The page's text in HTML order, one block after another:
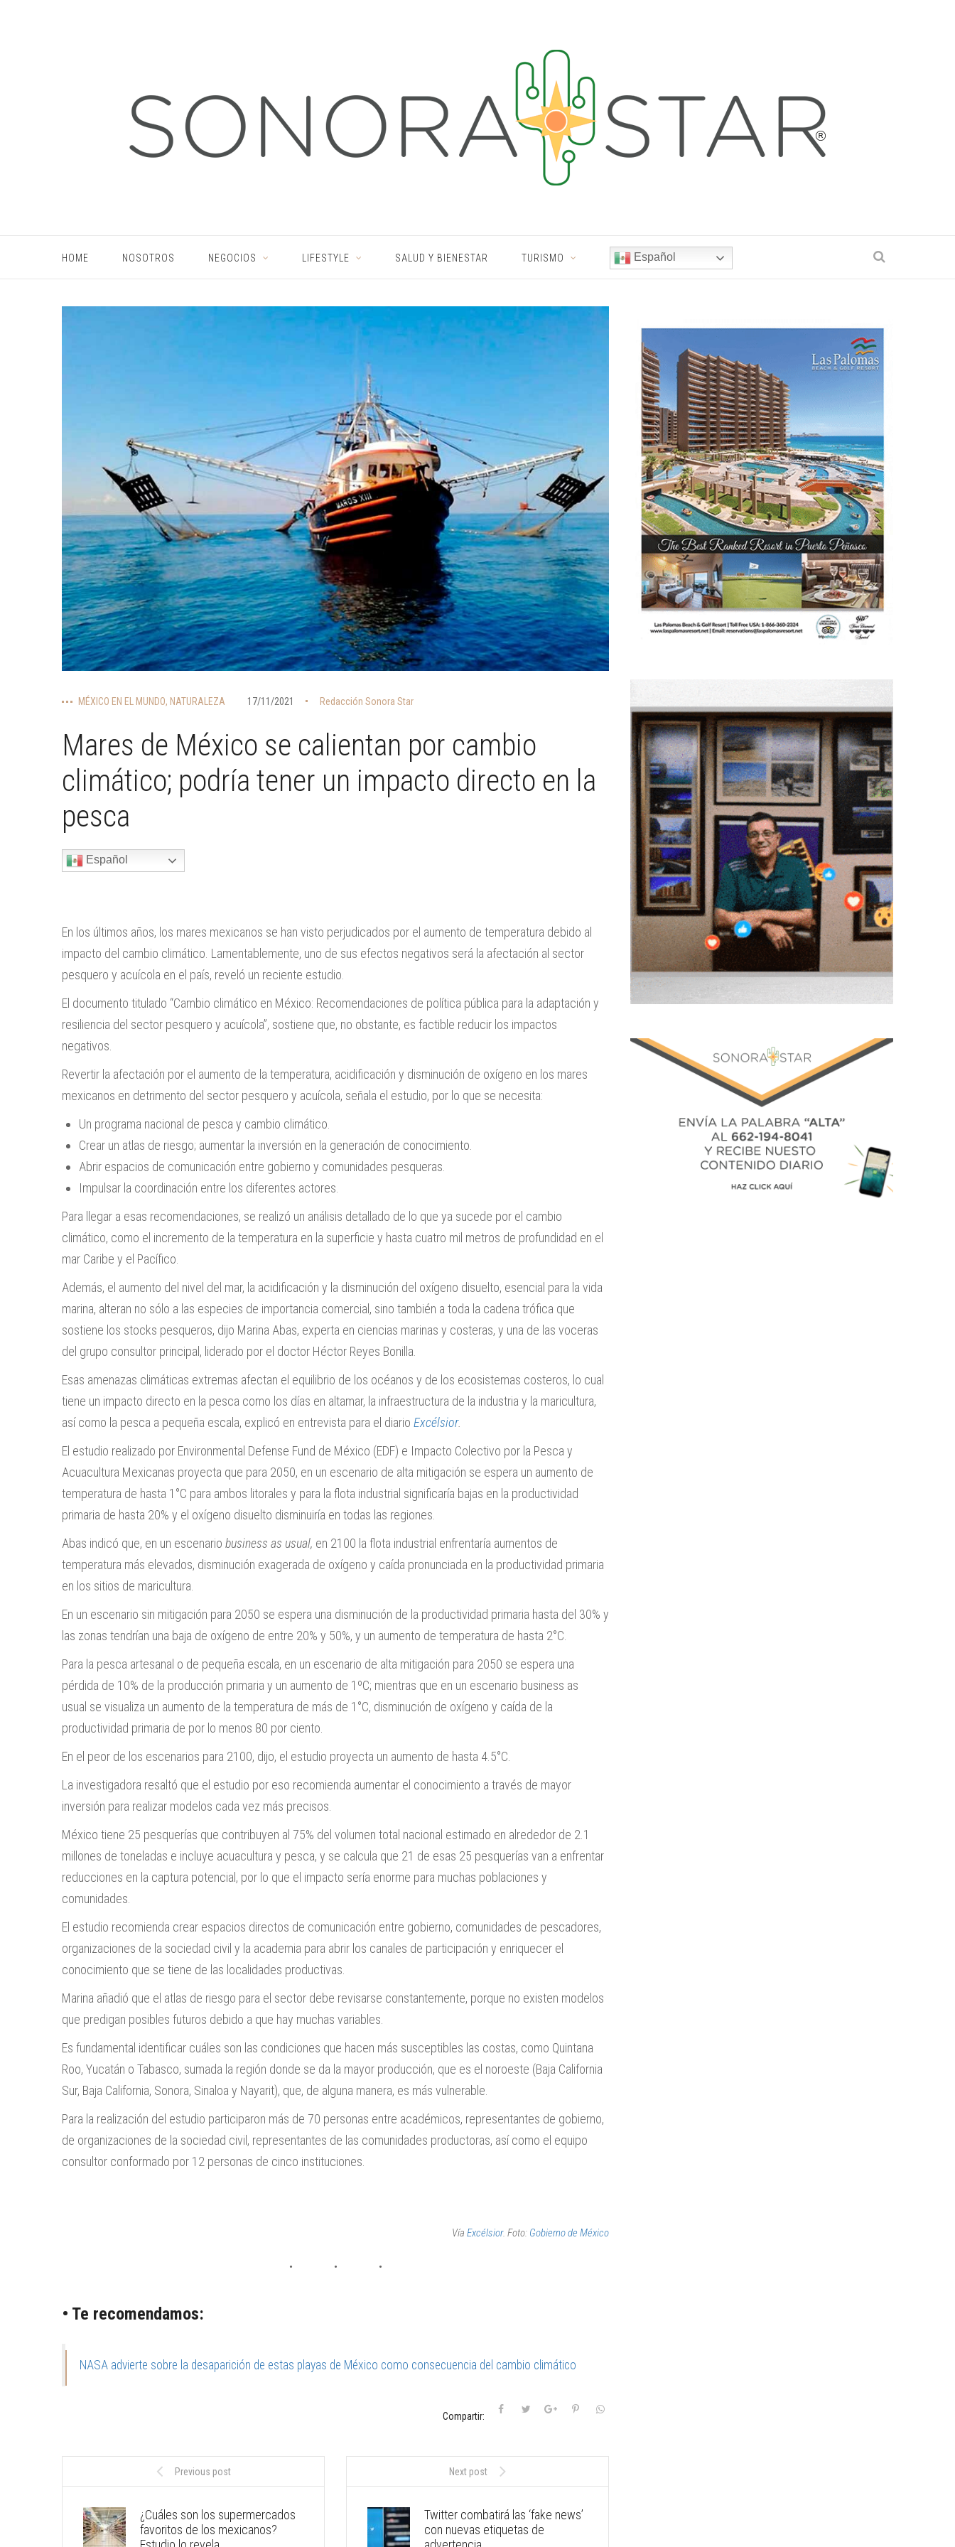
HOME NOSOTROS NEGOCIOS LIFESTYLE SALUD Y BIENESTAR TURISMO Español
MÉXICO EN EL MUNDO, NATURALEZA 17/11/2021 Redacción Sonora Star
Mares de México se calientan por cambio
climático; podría tener un impacto directo en la
pesca
Español
En los últimos años, los mares mexicanos se han visto perjudicados por el aumento de temperatura debido al
impacto del cambio climático. Lamentablemente, uno de sus efectos negativos será la afectación al sector
pesquero y acuícola en el país, reveló un reciente estudio.
El documento titulado “Cambio climático en México: Recomendaciones de política pública para la adaptación y
resiliencia del sector pesquero y acuícola”, sostiene que, no obstante, es factible reducir los impactos
negativos.
Revertir la afectación por el aumento de la temperatura, acidificación y disminución de oxígeno en los mares
mexicanos en detrimento del sector pesquero y acuícola, señala el estudio, por lo que se necesita:
Un programa nacional de pesca y cambio climático.
Crear un atlas de riesgo; aumentar la inversión en la generación de conocimiento.
Abrir espacios de comunicación entre gobierno y comunidades pesqueras.
Impulsar la coordinación entre los diferentes actores.
Para llegar a esas recomendaciones, se realizó un análisis detallado de lo que ya sucede por el cambio
climático, como el incremento de la temperatura en la superficie y hasta cuatro mil metros de profundidad en el
mar Caribe y el Pacífico.
Además, el aumento del nivel del mar, la acidificación y la disminución del oxígeno disuelto, esencial para la vida
marina, alteran no sólo a las especies de importancia comercial, sino también a toda la cadena trófica que
sostiene los stocks pesqueros, dijo Marina Abas, experta en ciencias marinas y costeras, y una de las voceras
del grupo consultor principal, liderado por el doctor Héctor Reyes Bonilla.
Esas amenazas climáticas extremas afectan el equilibrio de los océanos y de los ecosistemas costeros, lo cual
tiene un impacto directo en la pesca como los días en altamar, la infraestructura de la industria y la maricultura,
así como la pesca a pequeña escala, explicó en entrevista para el diario Excélsior.
El estudio realizado por Environmental Defense Fund de México (EDF) e Impacto Colectivo por la Pesca y
Acuacultura Mexicanas proyecta que para 2050, en un escenario de alta mitigación se espera un aumento de
temperatura de hasta 1°C para ambos litorales y para la flota industrial significaría bajas en la productividad
primaria de hasta 20% y el oxígeno disuelto disminuiría en todas las regiones.
Abas indicó que, en un escenario business as usual, en 2100 la flota industrial enfrentaría aumentos de
temperatura más elevados, disminución exagerada de oxígeno y caída pronunciada en la productividad primaria
en los sitios de maricultura.
En un escenario sin mitigación para 2050 se espera una disminución de la productividad primaria hasta del 30% y
las zonas tendrían una baja de oxígeno de entre 20% y 50%, y un aumento de temperatura de hasta 2°C.
Para la pesca artesanal o de pequeña escala, en un escenario de alta mitigación para 2050 se espera una
pérdida de 10% de la producción primaria y un aumento de 1ºC; mientras que en un escenario business as
usual se visualiza un aumento de la temperatura de más de 1°C, disminución de oxígeno y caída de la
productividad primaria de por lo menos 80 por ciento.
En el peor de los escenarios para 2100, dijo, el estudio proyecta un aumento de hasta 4.5°C.
La investigadora resaltó que el estudio por eso recomienda aumentar el conocimiento a través de mayor
inversión para realizar modelos cada vez más precisos.
México tiene 25 pesquerías que contribuyen al 75% del volumen total nacional estimado en alrededor de 2.1
millones de toneladas e incluye acuacultura y pesca, y se calcula que 21 de esas 25 pesquerías van a enfrentar
reducciones en la captura potencial, por lo que el impacto sería enorme para muchas poblaciones y
comunidades.
El estudio recomienda crear espacios directos de comunicación entre gobierno, comunidades de pescadores,
organizaciones de la sociedad civil y la academia para abrir los canales de participación y enriquecer el
conocimiento que se tiene de las localidades productivas.
Marina añadió que el atlas de riesgo para el sector debe revisarse constantemente, porque no existen modelos
que predigan posibles futuros debido a que hay muchas variables.
Es fundamental identificar cuáles son las condiciones que hacen más susceptibles las costas, como Quintana
Roo, Yucatán o Tabasco, sumada la región donde se da la mayor producción, que es el noroeste (Baja California
Sur, Baja California, Sonora, Sinaloa y Nayarit), que, de alguna manera, es más vulnerable.
Para la realización del estudio participaron más de 70 personas entre académicos, representantes de gobierno,
de organizaciones de la sociedad civil, representantes de las comunidades productoras, así como el equipo
consultor conformado por 12 personas de cinco instituciones.
Vía Excélsior. Foto: Gobierno de México
• Te recomendamos:
NASA advierte sobre la desaparición de estas playas de México como consecuencia del cambio climático
Compartir:
Previous post
¿Cuáles son los supermercados
favoritos de los mexicanos?
Next post
Twitter combatirá las ‘fake news’
con nuevas etiquetas de